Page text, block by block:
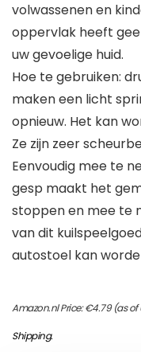
volwassenen en
oppervlak heeft
uw gevoelige huid.
Hoe te gebruiken:
maken een licht
opnieuw. Het kan
Ze zijn zeer
Eenvoudig mee te
gesp maakt het
stoppen en mee te
van dit
autostoel kan
Amazon.nl Price:€4.79(as of
Shipping.